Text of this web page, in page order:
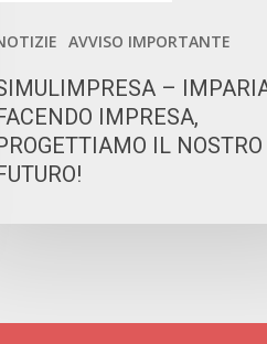
AVVISO IMPORTANTE
–
IMPRESA,
IL NOSTRO